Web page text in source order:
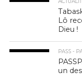
Lô
Dieu !
PASS -
un